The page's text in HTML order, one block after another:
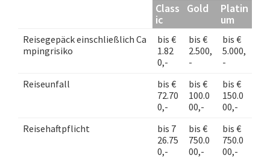
Class
ic
Gold
Platin
um
Reisegepäck einschließlich Ca
mpingrisiko
bis €
1.82
0,-
bis €
2.500,
-
bis €
5.000,
-
Reiseunfall
bis €
72.70
0,-
bis €
100.0
00,-
bis €
150.0
00,-
Reisehaftpflicht
bis 7
26.75
0,-
bis €
750.0
00,-
bis €
750.0
00,-